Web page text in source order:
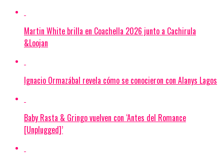
Martin White brilla en Coachella 2026 junto a Cachirula
&Loojan
Ignacio Ormazábal revela cómo se conocieron con Alanys Lagos
Baby Rasta & Gringo vuelven con ‘Antes del Romance
[Unplugged]’